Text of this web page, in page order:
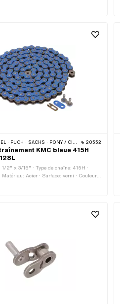
128 pcs · Circonférence de roulement:
· PONY / CILO (BÊTA 521 & 512) · ZÜNDAPP BELMONDO · TOMOS · BYE BIKE 20552
KMC bleue 415H
2" x 3/16" · Type de chaîne: 415H ·
Matériau: Acier · Surface: verni · Couleur:
128 pcs · Circonférence de